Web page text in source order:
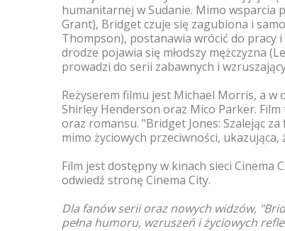
humanitarnej w Sudanie. Mimo wsparcia
Grant), Bridget czuje się zagubiona i
Thompson), postanawia wrócić do pracy
drodze pojawia się młodszy mężczyzna
prowadzi do serii zabawnych i
Reżyserem filmu jest Michael Morris, a
Shirley Henderson oraz Mico Parker.
oraz romansu. "Bridget Jones: Szalejąc
mimo życiowych przeciwności,
Film jest dostępny w kinach sieci
odwiedź stronę Cinema City.
Dla fanów serii oraz nowych widzów,
pełna humoru, wzruszeń i życiowych